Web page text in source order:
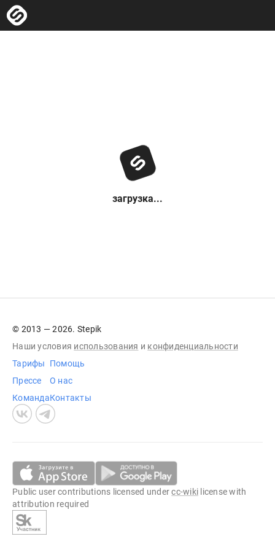
загрузка...
© 2013 — 2026. Stepik
Наши условия использования и конфиденциальности
Тарифы
Прессе
Команда
Помощь
О нас
Контакты
Public user contributions licensed undercc-wiki license with
attribution required